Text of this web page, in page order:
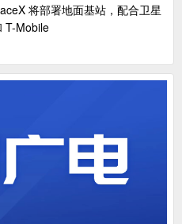
将部署地面基站，配合卫星
T-Mobile